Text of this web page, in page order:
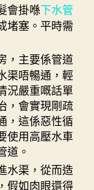
會掛喺下水管
堵塞。平時需
，主要係管道
渠唔暢通，輕
況嚴重嘅話單
，會實現剛疏
，這係惡性循
使用高壓水車
道。
水渠，從而造
假如肉眼還得